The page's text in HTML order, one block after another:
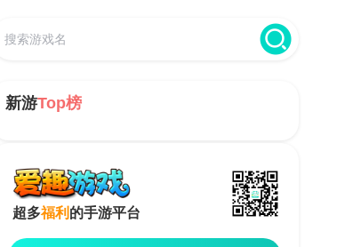
新游Top榜
超多福利 的手游平台